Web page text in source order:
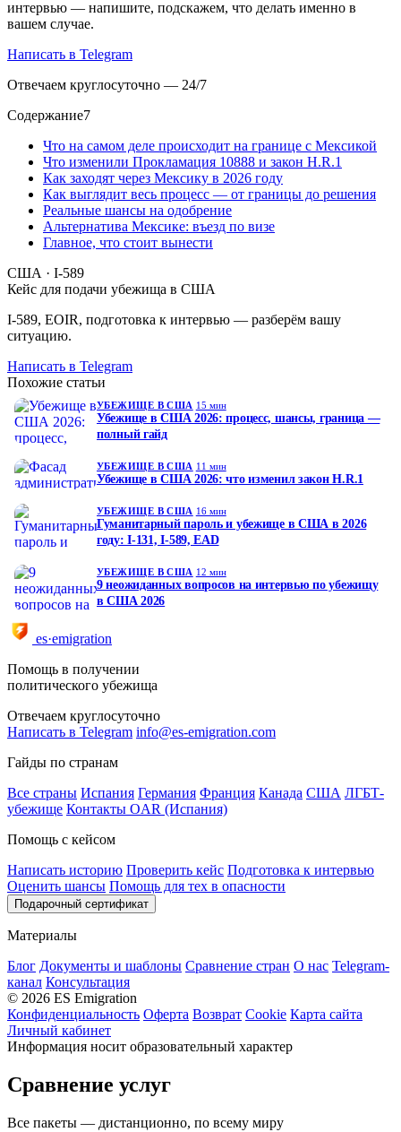
интервью — напишите, подскажем, что делать именно в
вашем случае.
Написать в Telegram
Отвечаем круглосуточно — 24/7
Содержание7
Что на самом деле происходит на границе с Мексикой
Что изменили Прокламация 10888 и закон H.R.1
Как заходят через Мексику в 2026 году
Как выглядит весь процесс — от границы до решения
Реальные шансы на одобрение
Альтернатива Мексике: въезд по визе
Главное, что стоит вынести
США · I-589
Кейс для подачи убежища в США
I-589, EOIR, подготовка к интервью — разберём вашу
ситуацию.
Написать в Telegram
Похожие статьи
УБЕЖИЩЕ В США 15 мин
Убежище в США 2026: процесс, шансы, граница —
полный гайд
УБЕЖИЩЕ В США 11 мин
Убежище в США 2026: что изменил закон H.R.1
УБЕЖИЩЕ В США 16 мин
Гуманитарный пароль и убежище в США в 2026
году: I-131, I-589, EAD
УБЕЖИЩЕ В США 12 мин
9 неожиданных вопросов на интервью по убежищу
в США 2026
es·emigration
Помощь в получении
политического убежища
Отвечаем круглосуточно
Написать в Telegram info@es-emigration.com
Гайды по странам
Все страны Испания Германия Франция Канада США ЛГБТ-
убежище Контакты OAR (Испания)
Помощь с кейсом
Написать историю Проверить кейс Подготовка к интервью
Оценить шансы Помощь для тех в опасности
Подарочный сертификат
Материалы
Блог Документы и шаблоны Сравнение стран О нас Telegram-
канал Консультация
© 2026 ES Emigration
Конфиденциальность Оферта Возврат Cookie Карта сайта
Личный кабинет
Информация носит образовательный характер
Сравнение услуг
Все пакеты — дистанционно, по всему миру